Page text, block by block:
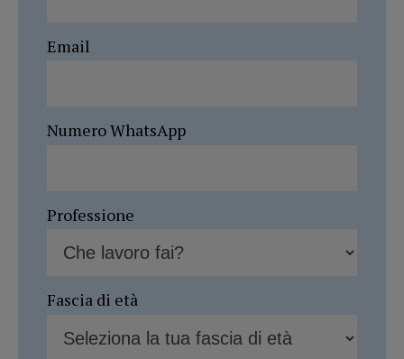
Email
Numero WhatsApp
Professione
Fascia di età